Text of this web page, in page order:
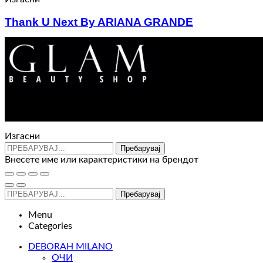
Thank U Next By ARIANA GRANDE
2.670ден – ден
Price
range:
2.670 ден
through
Изгасни
Пребарувај
Внесете име или карактеристики на брендот
Пребарувај
Menu
Categories
DEBORAH MILANO
ОЧИ